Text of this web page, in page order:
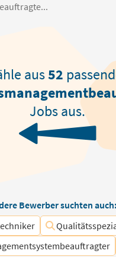
aus52
Jobs aus.
Bewerber suchten auch: